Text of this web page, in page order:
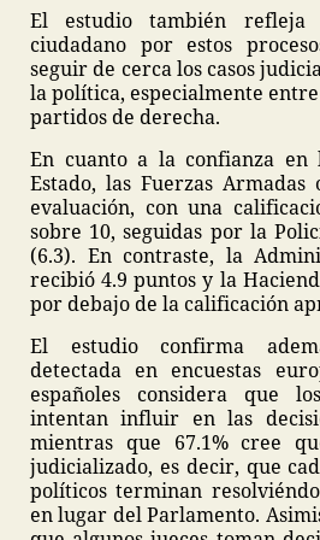
El estudio también
ciudadano por estos
seguir de cerca los casos
la política, especialmente
partidos de derecha.
En cuanto a la confianza en
Estado, las Fuerzas
evaluación, con una
sobre 10, seguidas por la
(6.3). En contraste, la
recibió 4.9 puntos y la
por debajo de la calificación
El estudio confirma
detectada en encuestas
españoles considera que
intentan influir en las
mientras que 67.1% cree
judicializado, es decir, que
políticos terminan
en lugar del Parlamento.